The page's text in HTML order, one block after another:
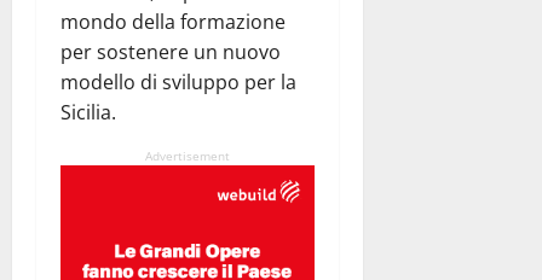
mondo della formazione
per sostenere un nuovo
modello di sviluppo per la
Sicilia.
Advertisement